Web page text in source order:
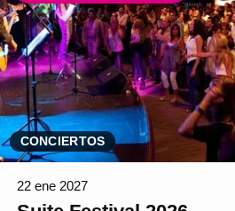
CONCIERTOS
22 ene 2027